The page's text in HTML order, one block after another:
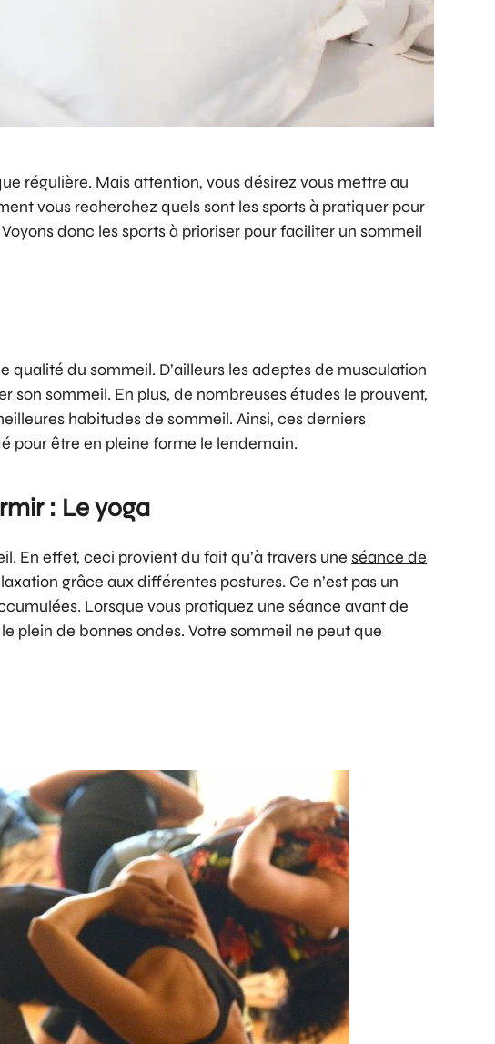
régulière. Mais attention, vous désirez vous mettre au
vous recherchez quels sont les sports à pratiquer pour
donc les sports à prioriser pour faciliter un sommeil
qualité du sommeil. D’ailleurs les adeptes de musculation
son sommeil. En plus, de nombreuses études le prouvent,
habitudes de sommeil. Ainsi, ces derniers
pour être en pleine forme le lendemain.
: Le yoga
En effet, ceci provient du fait qu’à travers uneséance de
grâce aux différentes postures. Ce n’est pas un
Lorsque vous pratiquez une séance avant de
plein de bonnes ondes. Votre sommeil ne peut que